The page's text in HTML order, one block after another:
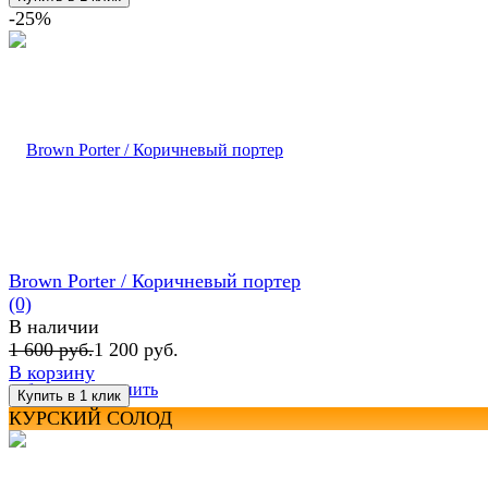
-25%
избранное сравнить
Brown Porter / Коричневый портер
(0)
В наличии
1 600 руб.1 200 руб.
В корзину
КУРСКИЙ СОЛОД